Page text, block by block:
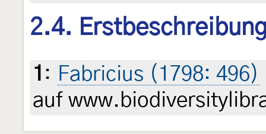
2.4.
1 : Fabricius (1798: 496)
auf